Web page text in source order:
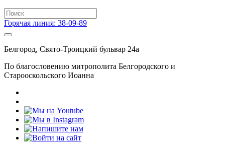
Горячая линия: 38-09-89
Белгород, Свято-Троицкий бульвар 24а
По благословению митрополита Белгородского и
Старооскольского Иоанна